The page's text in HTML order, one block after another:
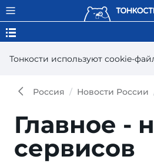
Тонкости используют сookie-
Россия Новости России
Главное -
сервисов